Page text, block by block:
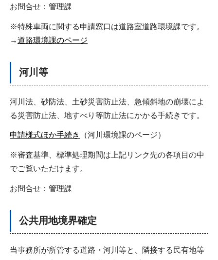
お問合せ：管理課
※特殊車両に関する申請窓口は道路室道路環境課です。
→道路環境課のページ
河川等
河川法、砂防法、土砂災害防止法、急傾斜地の崩壊によ
る災害防止法、地すべり等防止法にかかる手続きです。
申請様式ほか手続き （河川環境課のページ）
※審査基準、標準処理期間は上記リンク先の各項目の中
でご覧いただけます。
お問合せ：管理課
公共用地境界確定
当事務所が所管する道路・河川等と、隣接する民有地等